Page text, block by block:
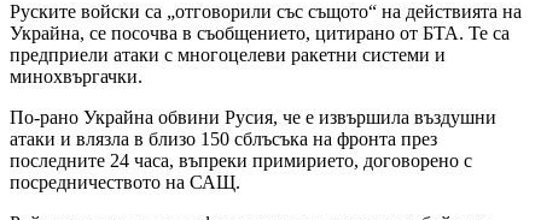
Руските войски са „отговорили със същото“ на действията на
Украйна, се посочва в съобщението, цитирано от БТА. Те са
предприели атаки с многоцелеви ракетни системи и
минохвъргачки.
По-рано Украйна обвини Русия, че е извършила въздушни
атаки и влязла в близо 150 сблъсъка на фронта през
последните 24 часа, въпреки примирието, договорено с
посредничеството на САЩ.